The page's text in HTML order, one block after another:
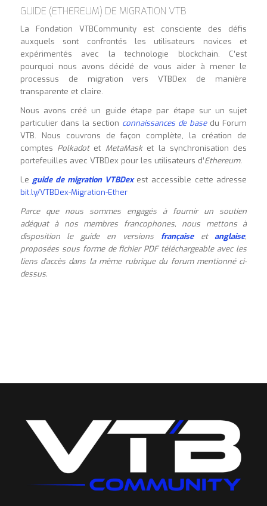
GUIDE (ETHEREUM) DE MIGRATION VTB
La Fondation VTBCommunity est consciente des défis
auxquels sont confrontés les utilisateurs novices et
expérimentés avec la technologie blockchain. C’est
pourquoi nous avons décidé de vous aider à mener le
processus de migration vers VTBDex de manière
transparente et claire.
Nous avons créé un guide étape par étape sur un sujet
particulier dans la section connaissances de basedu Forum
VTB. Nous couvrons de façon complète, la création de
comptes Polkadotet MetaMasket la synchronisation des
portefeuilles avec VTBDex pour les utilisateurs d’Ethereum.
Le guide de migration VTBDex est accessible cette adresse
bit.ly/VTBDex-Migration-Ether
Parce que nous sommes engagés à fournir un soutien
adéquat à nos membres francophones, nous mettons à
disposition le guide en versions françaiseetanglaise,
proposées sous forme de fichier PDF téléchargeable avec les
liens d’accès dans la même rubrique du forum mentionné ci-
dessus.